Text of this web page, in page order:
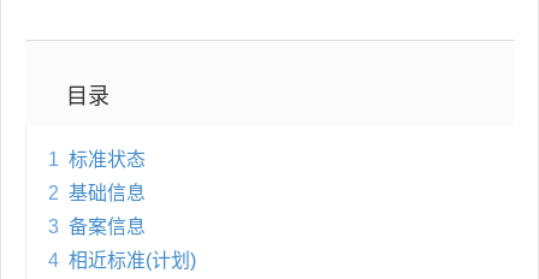
目录
1 标准状态
2 基础信息
3 备案信息
4 相近标准(计划)